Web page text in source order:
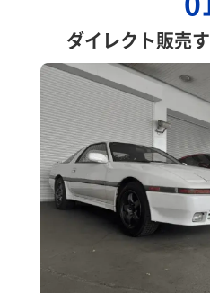
ダイレクト販売